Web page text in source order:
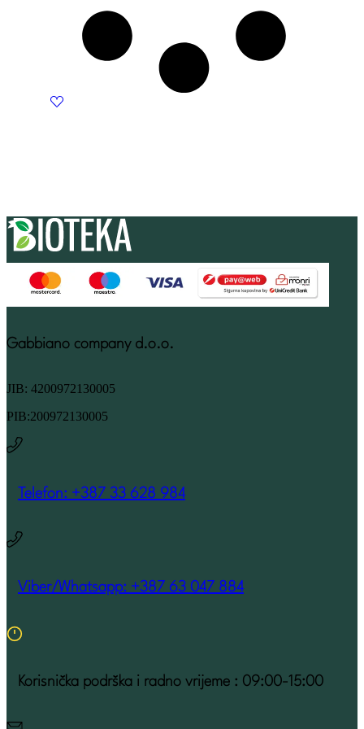
Gabbiano company d.o.o.
JIB: 4200972130005
PIB:200972130005
Telefon: +387 33 628 984
Viber/Whatsapp: +387 63 047 884
Korisnička podrška i radno vrijeme : 09:00-15:00